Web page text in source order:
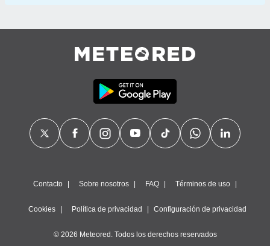
Contacto Sobre nosotros FAQ Términos de uso
Cookies Política de privacidad Configuración de privacidad
© 2026 Meteored. Todos los derechos reservados